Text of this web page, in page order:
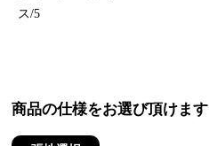
ス/5
商品の仕様をお選び頂けます